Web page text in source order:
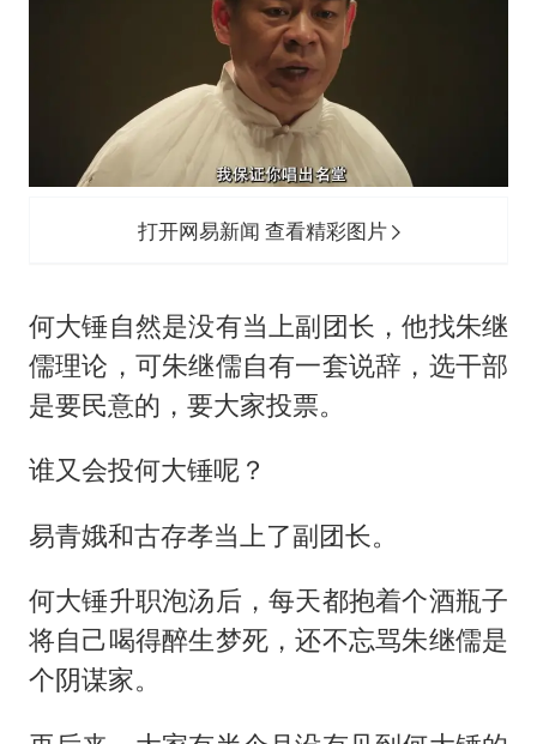
打开网易新闻 查看精彩图片
何大锤自然是没有当上副团长，他找朱继
儒理论，可朱继儒自有一套说辞，选干部
是要民意的，要大家投票。
谁又会投何大锤呢？
易青娥和古存孝当上了副团长。
何大锤升职泡汤后，每天都抱着个酒瓶子
将自己喝得醉生梦死，还不忘骂朱继儒是
个阴谋家。